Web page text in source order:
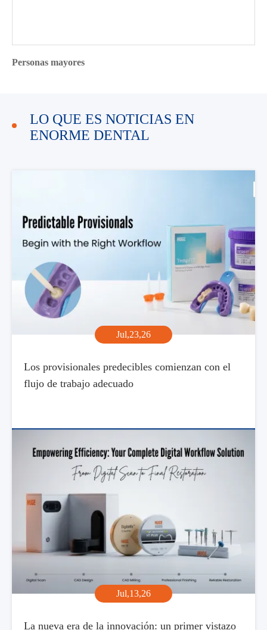
Personas mayores
LO QUE ES NOTICIAS EN
ENORME DENTAL
Jul,23,26
Los provisionales predecibles comienzan con el
flujo de trabajo adecuado
Jul,13,26
La nueva era de la innovación: un primer vistazo